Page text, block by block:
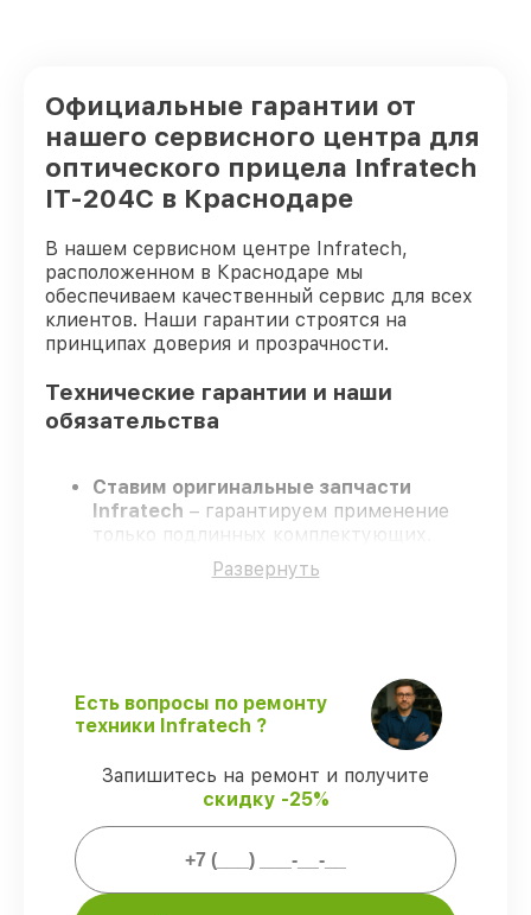
Официальные гарантии от
нашего сервисного центра для
оптического прицела Infratech
IT-204C в Краснодаре
В нашем сервисном центре Infratech,
расположенном в Краснодаре мы
обеспечиваем качественный сервис для всех
клиентов. Наши гарантии строятся на
принципах доверия и прозрачности.
Технические гарантии и наши
обязательства
Ставим оригинальные запчасти
Infratech – гарантируем применение
только подлинных комплектующих.
Опытные специалисты
жёсткий контроль знаний и навыков, что
оптического прицела Infratech IT-204C в
оговоренные сроки.
Официальная гарантия
– все все виды
ремонта защищены сервисной
гарантией.
Мы гарантируем:
Развернуть
Есть вопросы по ремонту
техники Infratech ?
Запишитесь на ремонт и получите
скидку -25%